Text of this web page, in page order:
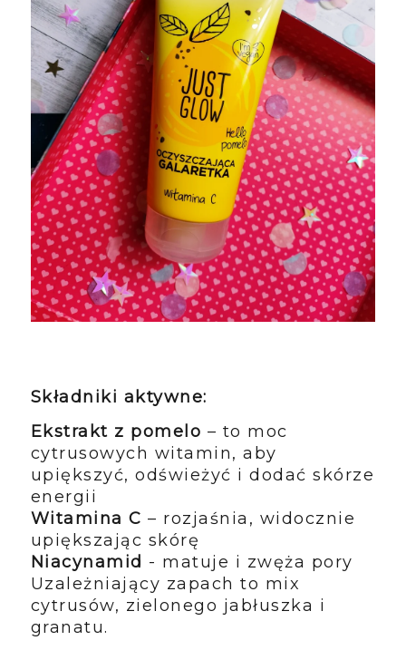
Składniki aktywne:
Ekstrakt z pomelo – to moc
cytrusowych witamin, aby
upiększyć, odświeżyć i dodać skórze
energii
Witamina C – rozjaśnia, widocznie
upiększając skórę
Niacynamid - matuje i zwęża pory
Uzależniający zapach to mix
cytrusów, zielonego jabłuszka i
granatu.